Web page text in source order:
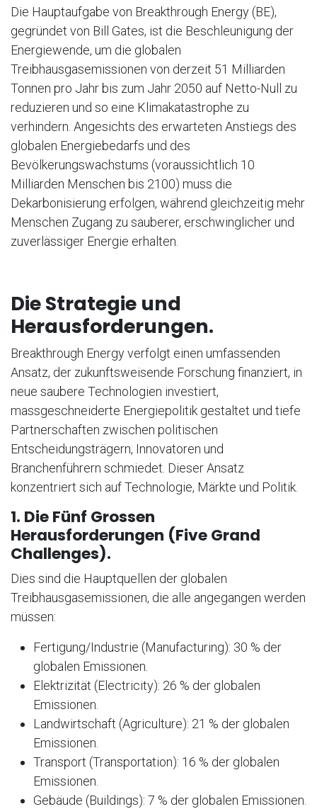
Die Hauptaufgabe von Breakthrough Energy (BE),
gegründet von Bill Gates, ist die Beschleunigung der
Energiewende, um die globalen
Treibhausgasemissionen von derzeit 51 Milliarden
Tonnen pro Jahr bis zum Jahr 2050 auf Netto-Null zu
reduzieren und so eine Klimakatastrophe zu
verhindern. Angesichts des erwarteten Anstiegs des
globalen Energiebedarfs und des
Bevölkerungswachstums (voraussichtlich 10
Milliarden Menschen bis 2100) muss die
Dekarbonisierung erfolgen, während gleichzeitig mehr
Menschen Zugang zu sauberer, erschwinglicher und
zuverlässiger Energie erhalten.
Die Strategie und
Herausforderungen.
Breakthrough Energy verfolgt einen umfassenden
Ansatz, der zukunftsweisende Forschung finanziert, in
neue saubere Technologien investiert,
massgeschneiderte Energiepolitik gestaltet und tiefe
Partnerschaften zwischen politischen
Entscheidungsträgern, Innovatoren und
Branchenführern schmiedet. Dieser Ansatz
konzentriert sich auf Technologie, Märkte und Politik.
1. Die Fünf Grossen
Herausforderungen (Five Grand
Challenges).
Dies sind die Hauptquellen der globalen
Treibhausgasemissionen, die alle angegangen werden
müssen:
Fertigung/Industrie (Manufacturing): 30 % der
globalen Emissionen.
Elektrizität (Electricity): 26 % der globalen
Emissionen.
Landwirtschaft (Agriculture): 21 % der globalen
Emissionen.
Transport (Transportation): 16 % der globalen
Emissionen.
Gebäude (Buildings): 7 % der globalen Emissionen.